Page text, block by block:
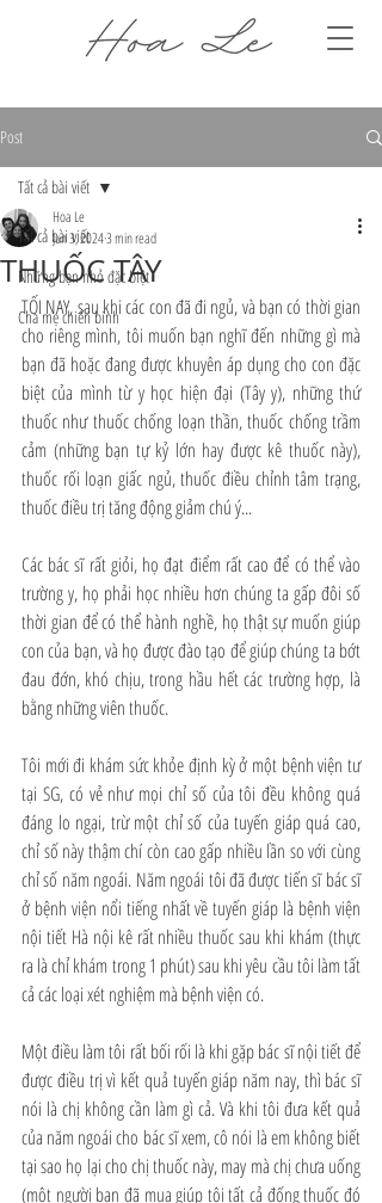
Post
Tất cả bài viết
Những bạn nhỏ đặc biệt
Cha mẹ chiến binh
Tất cả bài viết
THUỐC TÂY
Hoa Le
Jun 3, 20243 min read
TỐI NAY, sau khi các con đã đi ngủ, và bạn có thời gian
cho riêng mình, tôi muốn bạn nghĩ đến những gì mà
bạn đã hoặc đang được khuyên áp dụng cho con đặc
biệt của mình từ y học hiện đại (Tây y), những thứ
thuốc như thuốc chống loạn thần, thuốc chống trầm
cảm (những bạn tự kỷ lớn hay được kê thuốc này),
thuốc rối loạn giấc ngủ, thuốc điều chỉnh tâm trạng,
thuốc điều trị tăng động giảm chú ý...
Các bác sĩ rất giỏi, họ đạt điểm rất cao để có thể vào
trường y, họ phải học nhiều hơn chúng ta gấp đôi số
thời gian để có thể hành nghề, họ thật sự muốn giúp
con của bạn, và họ được đào tạo để giúp chúng ta bớt
đau đớn, khó chịu, trong hầu hết các trường hợp, là
bằng những viên thuốc.
Tôi mới đi khám sức khỏe định kỳ ở một bệnh viện tư
tại SG, có vẻ như mọi chỉ số của tôi đều không quá
đáng lo ngại, trừ một chỉ số của tuyến giáp quá cao,
chỉ số này thậm chí còn cao gấp nhiều lần so với cùng
chỉ số năm ngoái. Năm ngoái tôi đã được tiến sĩ bác sĩ
ở bệnh viện nổi tiếng nhất về tuyến giáp là bệnh viện
nội tiết Hà nội kê rất nhiều thuốc sau khi khám (thực
ra là chỉ khám trong 1 phút) sau khi yêu cầu tôi làm tất
cả các loại xét nghiệm mà bệnh viện có.
Một điều làm tôi rất bối rối là khi gặp bác sĩ nội tiết để
được điều trị vì kết quả tuyến giáp năm nay, thì bác sĩ
nói là chị không cần làm gì cả. Và khi tôi đưa kết quả
của năm ngoái cho bác sĩ xem, cô nói là em không biết
tại sao họ lại cho chị thuốc này, may mà chị chưa uống
(một người bạn đã mua giúp tôi tất cả đống thuốc đó